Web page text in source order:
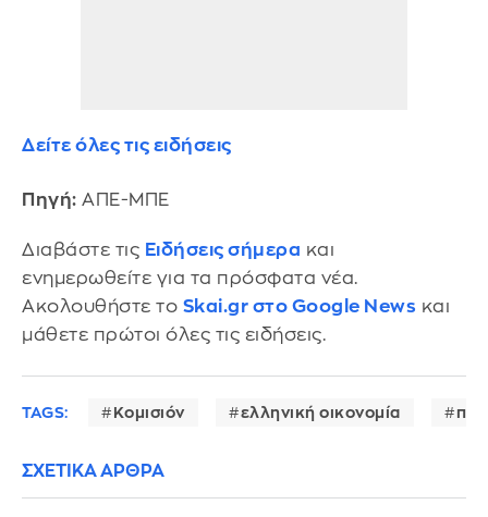
Δείτε όλες τις ειδήσεις
Πηγή: ΑΠΕ-ΜΠΕ
Διαβάστε τις Ειδήσεις σήμερα και
ενημερωθείτε για τα πρόσφατα νέα.
Ακολουθήστε το Skai.gr στο Google News και
μάθετε πρώτοι όλες τις ειδήσεις.
TAGS: Κομισιόν ελληνική οικονομία
ΣΧΕΤΙΚΑ ΑΡΘΡΑ